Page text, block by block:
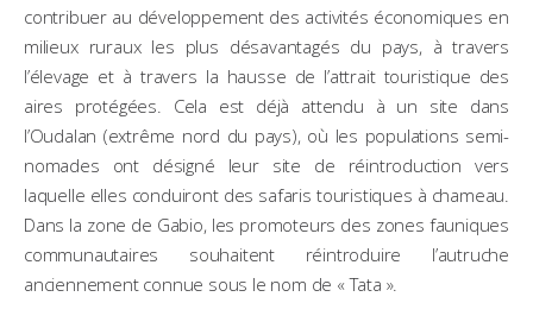
contribuer au développement des activités économiques en
milieux ruraux les plus désavantagés du pays, à travers
l’élevage et à travers la hausse de l’attrait touristique des
aires protégées. Cela est déjà attendu à un site dans
l’Oudalan (extrême nord du pays), où les populations semi-
nomades ont désigné leur site de réintroduction vers
laquelle elles conduiront des safaris touristiques à chameau.
Dans la zone de Gabio, les promoteurs des zones fauniques
communautaires souhaitent réintroduire l’autruche
anciennement connue sous le nom de « Tata ».